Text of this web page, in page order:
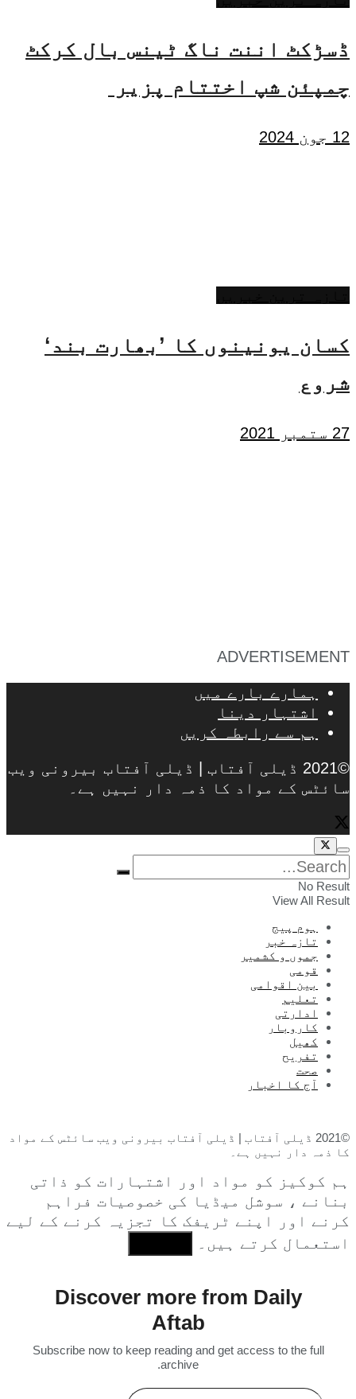
ڈسڑکٹ اننت ناگ ٹینس بال کرکٹ
چمپئن شپ اختتام پزیر
12 جون 2024
کسان یونینوں کا ’بھارت بند‘
شروع
27 ستمبر 2021
ADVERTISEMENT
ہمارے بارے میں
اشتہار دینا
ہم سے رابطہ کریں
©2021 ڈیلی آفتاب | ڈیلی آفتاب بیرونی ویب
سائٹس کے مواد کا ذمہ دار نہیں ہے۔
No Result
View All Result
ہوم پیج
تازہ خبر
جموں و کشمیر
قومی
بین اقوامی
تعلیم
ادارتی
کاروبار
کھیل
تفریح
صحت
آج کا اخبار
©2021 ڈیلی آفتاب | ڈیلی آفتاب بیرونی ویب سائٹس کے مواد
کا ذمہ دار نہیں ہے۔
ہم کوکیز کو مواد اور اشتہارات کو ذاتی
بنانے ، سوشل میڈیا کی خصوصیات فراہم
کرنے اور اپنے ٹریفک کا تجزیہ کرنے کے لیے
استعمال کرتے ہیں۔
Discover more from Daily
Aftab
Subscribe now to keep reading and get access to the full
archive.